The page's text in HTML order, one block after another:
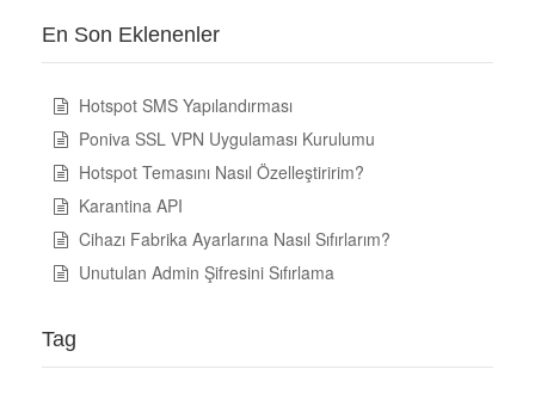
En Son Eklenenler
Hotspot SMS Yapılandırması
Poniva SSL VPN Uygulaması Kurulumu
Hotspot Temasını Nasıl Özelleştiririm?
Karantina API
Cihazı Fabrika Ayarlarına Nasıl Sıfırlarım?
Unutulan Admin Şifresini Sıfırlama
Tag